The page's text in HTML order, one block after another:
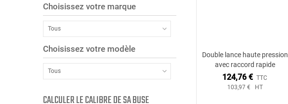
Choisissez votre marque
Tous
Choisissez votre modèle
Tous
CALCULER LE CALIBRE DE SA BUSE
Ajouter au panier
Double lance haute pression
avec raccord rapide
124,76 € TTC
103,97 € HT